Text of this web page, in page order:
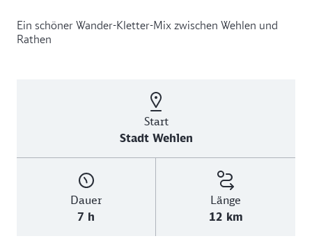
Ein schöner Wander-Kletter-Mix zwischen Wehlen und
Rathen
Start
Stadt Wehlen
Dauer
7 h
Länge
12 km